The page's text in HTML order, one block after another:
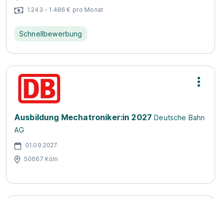
1.243 - 1.486 € pro Monat
Schnellbewerbung
Ausbildung Mechatroniker:in 2027 Deutsche Bahn
AG
01.09.2027
50667 Köln